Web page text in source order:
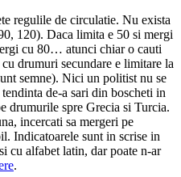
regulile de circulatie. Nu exista
120). Daca limita e 50 si mergi
cu 80… atunci chiar o cauti
drumuri secundare e limitare la
semne). Nici un politist nu se
de-a sari din boscheti in
drumurile spre Grecia si Turcia.
incercati sa mergeri pe
Indicatoarele sunt in scrise in
cu alfabet latin, dar poate n-ar
.